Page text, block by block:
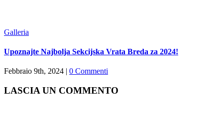
Galleria
Upoznajte Najbolja Sekcijska Vrata Breda za 2024!
Febbraio 9th, 2024 | 0 Commenti
LASCIA UN COMMENTO